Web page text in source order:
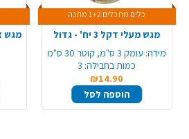
כלים מתכלים 1+2 מתנה
מגש מעלי דקל 3 יח' - גדול
מידה: עומק 3 ס"מ, קוטר 30 ס"מ
כמות בחבילה: 3
₪14.90
הוספה לסל